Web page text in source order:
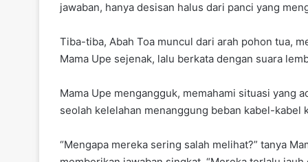
jawaban, hanya desisan halus dari panci yang
Tiba-tiba, Abah Toa muncul dari arah pohon tua,
Mama Upe sejenak, lalu berkata dengan suara
Mama Upe mengangguk, memahami situasi yang
seolah kelelahan menanggung beban kabel-
“Mengapa mereka sering salah melihat?” tanya